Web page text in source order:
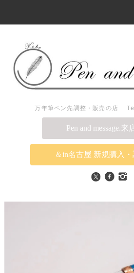
万年筆ペン先調整・販売の店
Pen and message.来
＆in名古屋 新規購入